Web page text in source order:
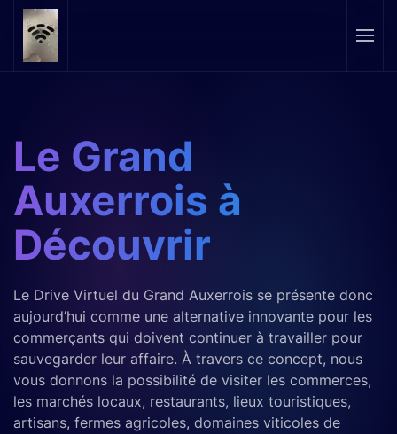
Skip to main content
Le Grand
Auxerrois à
Découvrir
Le Drive Virtuel du Grand Auxerrois se présente donc
aujourd’hui comme une alternative innovante pour les
commerçants qui doivent continuer à travailler pour
sauvegarder leur affaire. À travers ce concept, nous
vous donnons la possibilité de visiter les commerces,
les marchés locaux, restaurants, lieux touristiques,
artisans, fermes agricoles, domaines viticoles de